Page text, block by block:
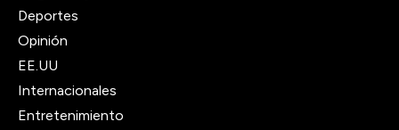
Deportes
Opinión
EE.UU
Internacionales
Entretenimiento